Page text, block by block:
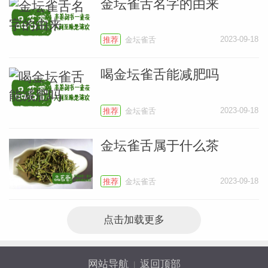
小
金坛雀舌名字的由来
推荐 金坛雀舌 2023-09-18
喝金坛雀舌能减肥吗
推荐 金坛雀舌 2023-09-18
金坛雀舌属于什么茶
推荐 金坛雀舌 2023-09-18
点击加载更多
网站导航 返回顶部